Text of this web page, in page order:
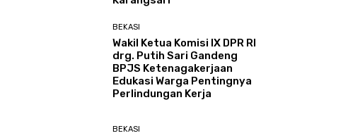
BEKASI
Wakil Ketua Komisi IX DPR RI
drg. Putih Sari Gandeng
BPJS Ketenagakerjaan
Edukasi Warga Pentingnya
Perlindungan Kerja
BEKASI